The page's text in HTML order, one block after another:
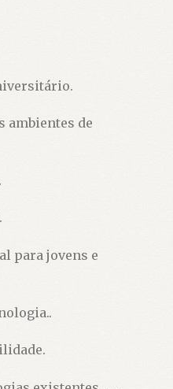
ambientes de
para jovens e